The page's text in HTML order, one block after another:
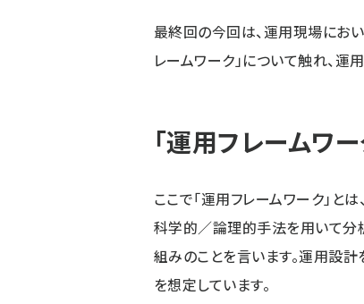
最終回の今回は、運用現場にお
レームワーク」について触れ、運
「運用フレームワー
ここで「運用フレームワーク」と
科学的／論理的手法を用いて分
組みのことを言います。運用設
を想定しています。